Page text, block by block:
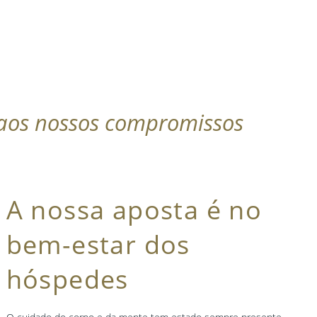
os nossos hóspedes e empregados.
nossos compromissos
A nossa aposta é no
bem-estar dos
hóspedes